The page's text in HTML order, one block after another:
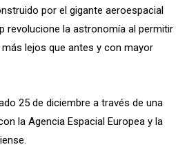
por el gigante aeroespacial
revolucione la astronomía al permitir
lejos que antes y con mayor
25 de diciembre a través de una
la Agencia Espacial Europea y la